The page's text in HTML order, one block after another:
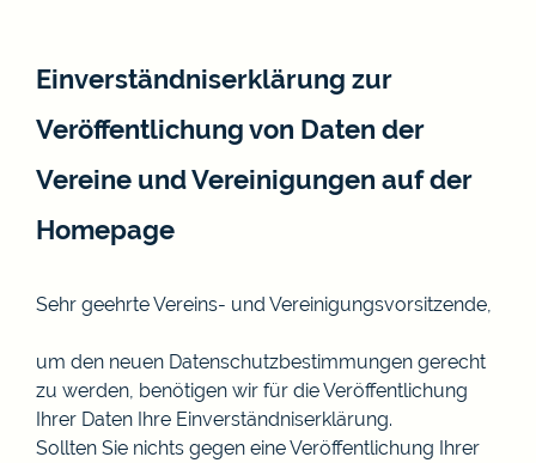
Einverständniserklärung zur
Veröffentlichung von Daten der
Vereine und Vereinigungen auf der
Homepage
Sehr geehrte Vereins- und Vereinigungsvorsitzende,
um den neuen Datenschutzbestimmungen gerecht
zu werden, benötigen wir für die Veröffentlichung
Ihrer Daten Ihre Einverständniserklärung.
Sollten Sie nichts gegen eine Veröffentlichung Ihrer